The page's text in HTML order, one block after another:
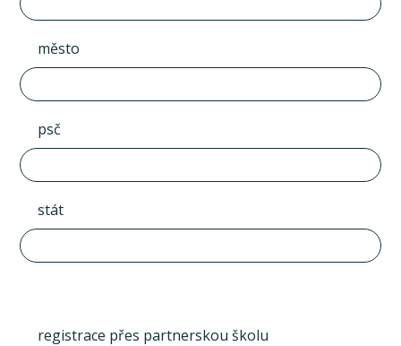
město
psč
stát
registrace přes partnerskou školu